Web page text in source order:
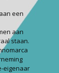
een
aan
staan.
eigenaar